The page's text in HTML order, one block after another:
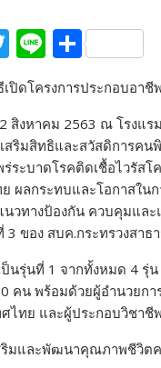
T
w
itt
er
Li
e
S
h
ar
e
ปิดโครงการประกอบอา
สิงหาคม 2563 ณ โรงแ
สริมสิทธิและสวัสดิการค
ระบาดโรคติดเชื้อไวรัสโ
ผลกระทบและโอกาสใน
นวทางป้องกัน ควบคุมแล
3 ของ สบค.กระทรวงสา
ป็นรุ่นที่ 1 จากทั้งหมด 4 รุ่
คน พร้อมด้วยผู้อำนวยก
ศไทย และผู้ประกอบวิชา
ริมและพัฒนาคุณภาพชีวิต